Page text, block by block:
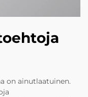
on ainutlaatuinen.